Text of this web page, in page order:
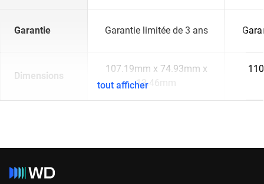
Garantie Garantie limitée de 3 ans
Dimensions
107.19mm x 74.93mm x
13.46mm
tout afficher